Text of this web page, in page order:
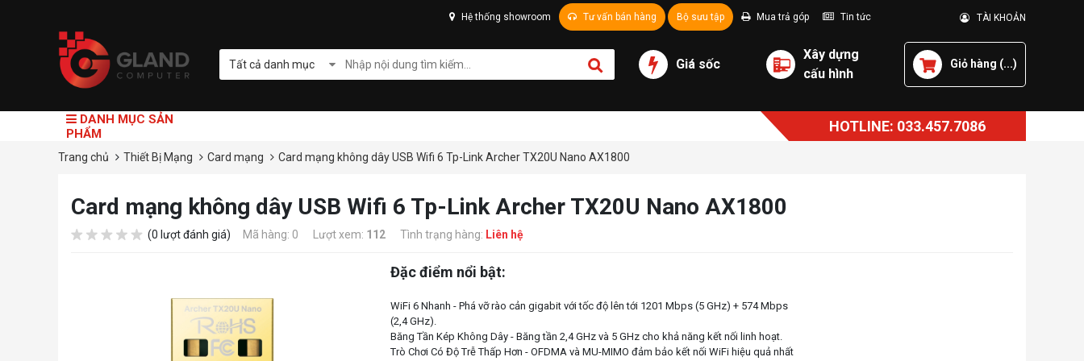
Hệ thống showroom Tư vấn bán hàng Bộ sưu tập Mua trả góp Tin tức TÀI KHOẢN
Tất cả danh mục Giá sốc
Xây dựng
cấu hình
Giỏ hàng (...)
DANH MỤC SẢN
PHẨM
HOTLINE: 033.457.7086
Trang chủ Thiết Bị Mạng Card mạng Card mạng không dây USB Wifi 6 Tp-Link Archer TX20U Nano AX1800
Card mạng không dây USB Wifi 6 Tp-Link Archer TX20U Nano AX1800
(0 lượt đánh giá) Mã hàng: 0 Lượt xem: 112 Tình trạng hàng: Liên hệ
Đặc điểm nổi bật:
WiFi 6 Nhanh - Phá vỡ rào cản gigabit với tốc độ lên tới 1201 Mbps (5 GHz) + 574 Mbps
(2,4 GHz).
Băng Tần Kép Không Dây - Băng tần 2,4 GHz và 5 GHz cho khả năng kết nối linh hoạt.
Trò Chơi Có Độ Trễ Thấp Hơn - OFDMA và MU-MIMO đảm bảo kết nối WiFi hiệu quả nhất